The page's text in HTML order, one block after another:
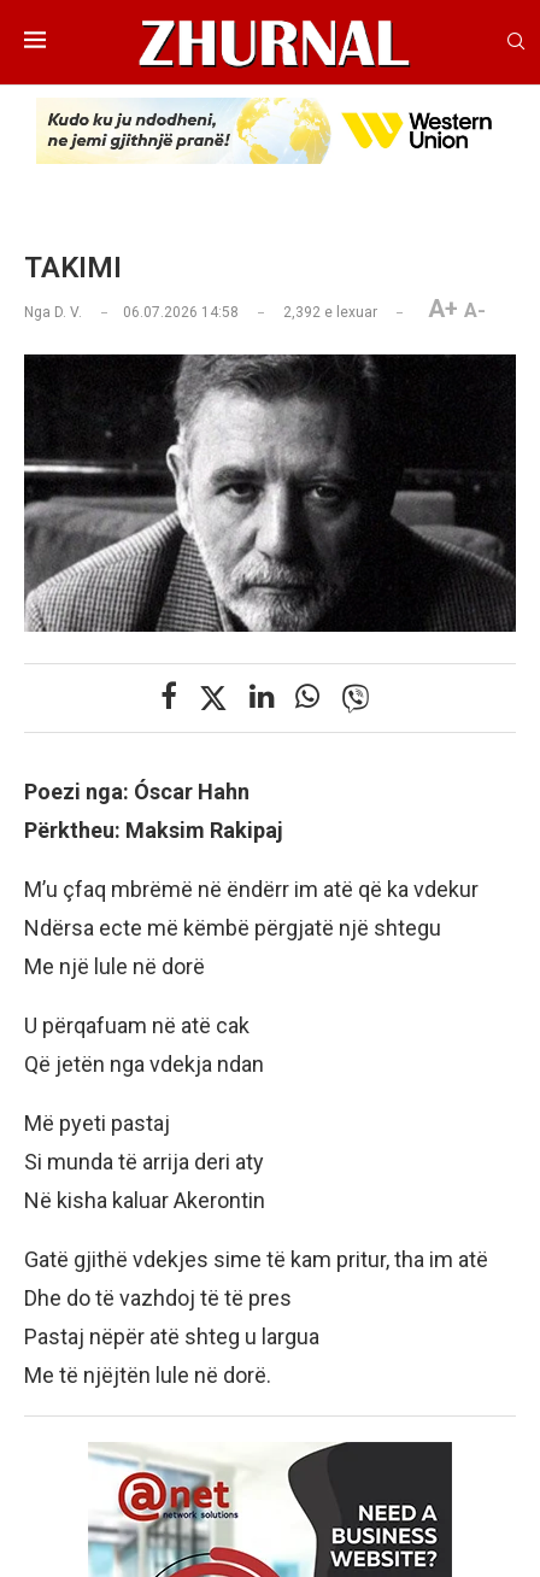
TAKIMI
Nga D. V. 06.07.2026 14:58 2,392 e lexuar A+ A-
Poezi nga: Óscar Hahn
Përktheu: Maksim Rakipaj
M’u çfaq mbrëmë në ëndërr im atë që ka vdekur
Ndërsa ecte më këmbë përgjatë një shtegu
Me një lule në dorë
U përqafuam në atë cak
Që jetën nga vdekja ndan
Më pyeti pastaj
Si munda të arrija deri aty
Në kisha kaluar Akerontin
Gatë gjithë vdekjes sime të kam pritur, tha im atë
Dhe do të vazhdoj të të pres
Pastaj nëpër atë shteg u largua
Me të njëjtën lule në dorë.